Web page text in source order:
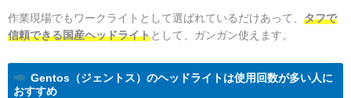
作業現場でもワークライトとして選ばれているだけあって、 タフで
信頼できる国産ヘッドライトとして、ガンガン使えます。
Gentos（ジェントス）のヘッドライトは使用回数が多い人に
おすすめ